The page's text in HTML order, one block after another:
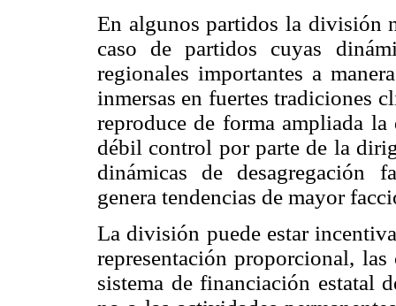
En algunos partidos la división
caso de partidos cuyas
regionales importantes a
inmersas en fuertes tradiciones
reproduce de forma ampliada
débil control por parte de la
dinámicas de desagregación
genera tendencias de mayor
La división puede estar
representación proporcional,
sistema de financiación estatal